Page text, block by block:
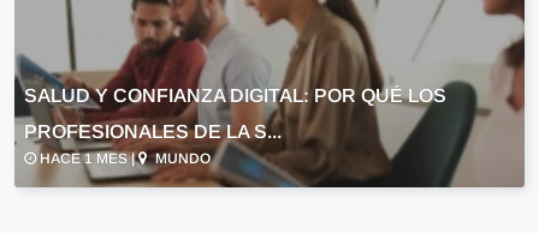
SALUD Y CONFIANZA DIGITAL: POR QUÉ LOS
PROFESIONALES DE LA S...
HACE 1 MES | MUNDO